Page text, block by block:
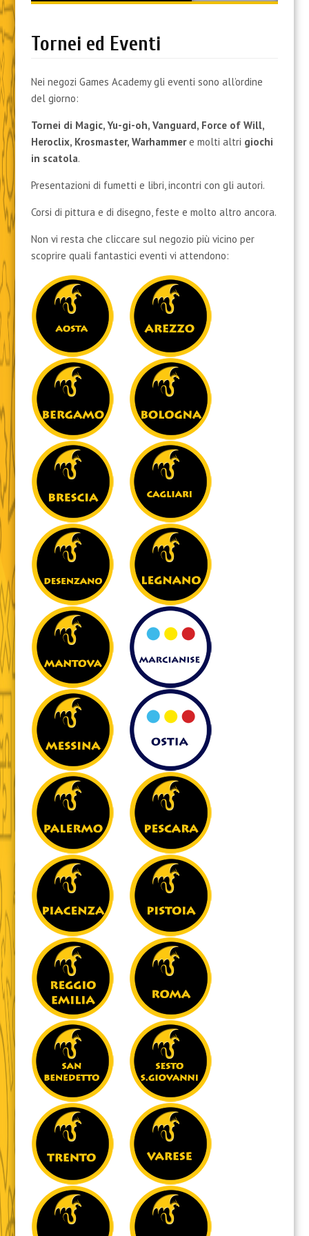
content
Tornei ed Eventi
Nei negozi Games Academy gli eventi sono all’ordine
del giorno:
Tornei di Magic, Yu-gi-oh, Vanguard, Force of Will,
Heroclix, Krosmaster, Warhammere molti altri giochi
in scatola.
Presentazioni di fumetti e libri, incontri con gli autori.
Corsi di pittura e di disegno, feste e molto altro ancora.
Non vi resta che cliccare sul negozio più vicino per
scoprire quali fantastici eventi vi attendono: